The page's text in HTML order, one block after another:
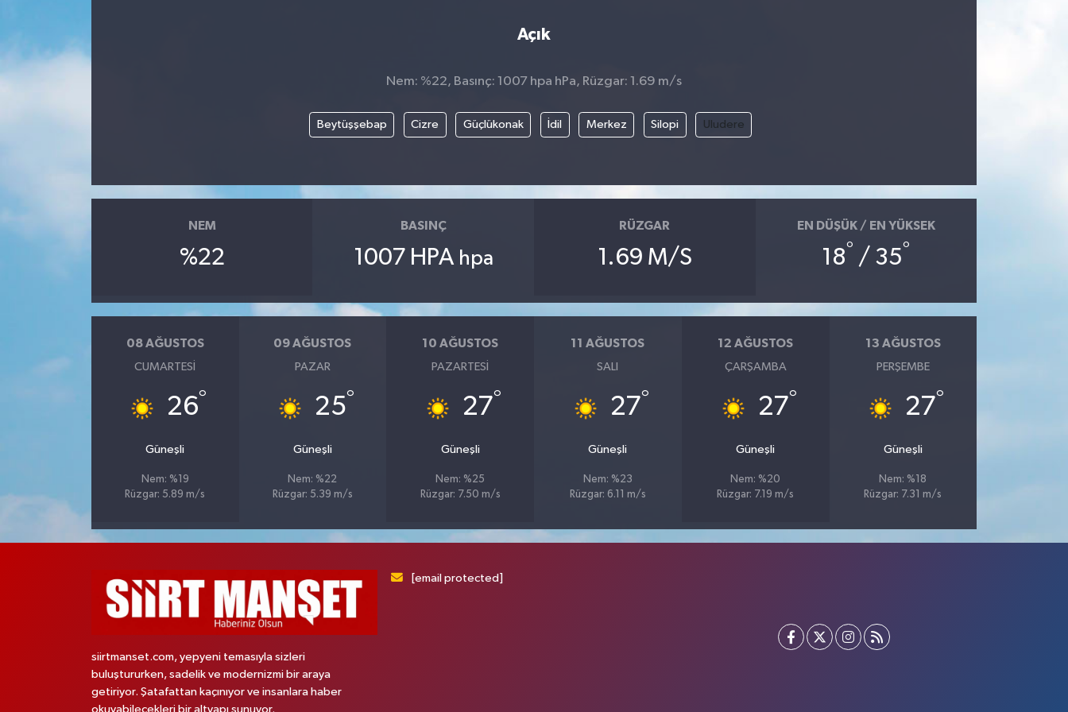
Açık
Nem: %22, Basınç: 1007 hpa hPa, Rüzgar: 1.69 m/s
Beytüşşebap Cizre Güçlükonak İdil Merkez Silopi Uludere
NEM
%22
BASINÇ
1007 HPA hpa
RÜZGAR
1.69 M/S
EN DÜŞÜK / EN YÜKSEK
18° / 35°
08 AĞUSTOS
CUMARTESI
26°
Güneşli
Nem: %19
Rüzgar: 5.89 m/s
09 AĞUSTOS
PAZAR
25°
Güneşli
Nem: %22
Rüzgar: 5.39 m/s
10 AĞUSTOS
PAZARTESI
27°
Güneşli
Nem: %25
Rüzgar: 7.50 m/s
11 AĞUSTOS
SALI
27°
Güneşli
Nem: %23
Rüzgar: 6.11 m/s
12 AĞUSTOS
ÇARŞAMBA
27°
Güneşli
Nem: %20
Rüzgar: 7.19 m/s
13 AĞUSTOS
PERŞEMBE
27°
Güneşli
Nem: %18
Rüzgar: 7.31 m/s
siirtmanset.com, yepyeni temasıyla sizleri
buluştururken, sadelik ve modernizmi bir araya
getiriyor. Şatafattan kaçınıyor ve insanlara haber
okuyabilecekleri bir altyapı sunuyor.
[email protected]